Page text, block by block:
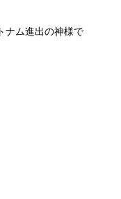
ナム進出の神様で